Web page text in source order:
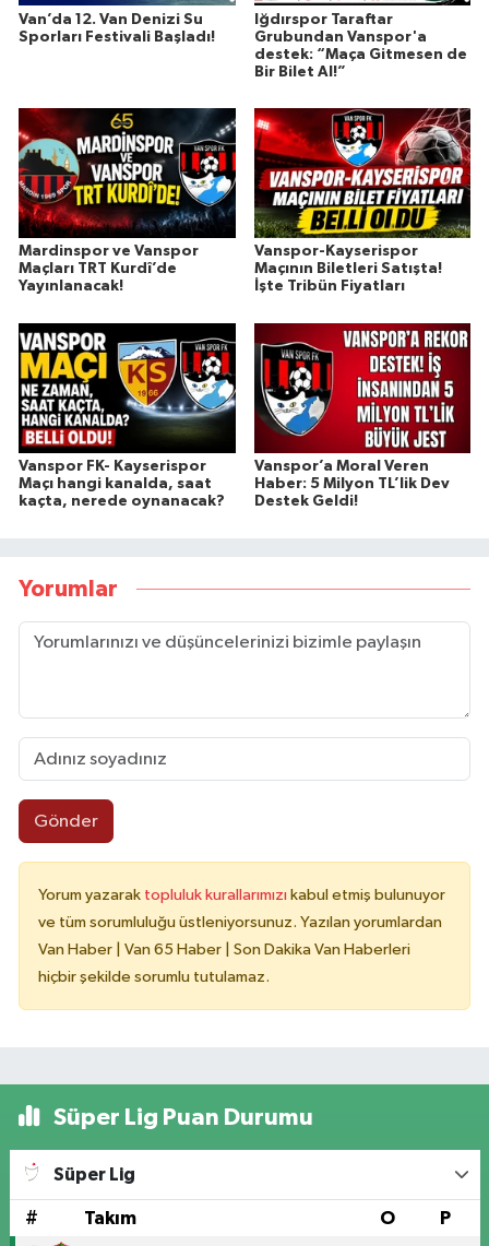
Van’da 12. Van Denizi Su
Sporları Festivali Başladı!
Iğdırspor Taraftar
Grubundan Vanspor'a
destek: “Maça Gitmesen de
Bir Bilet Al!”
Mardinspor ve Vanspor
Maçları TRT Kurdî’de
Yayınlanacak!
Vanspor-Kayserispor
Maçının Biletleri Satışta!
İşte Tribün Fiyatları
Vanspor FK- Kayserispor
Maçı hangi kanalda, saat
kaçta, nerede oynanacak?
Vanspor’a Moral Veren
Haber: 5 Milyon TL’lik Dev
Destek Geldi!
Yorumlar
Gönder
Yorum yazarak topluluk kurallarımızı kabul etmiş bulunuyor
ve tüm sorumluluğu üstleniyorsunuz. Yazılan yorumlardan
Van Haber | Van 65 Haber | Son Dakika Van Haberleri
hiçbir şekilde sorumlu tutulamaz.
Süper Lig Puan Durumu
Süper Lig
# Takım O P